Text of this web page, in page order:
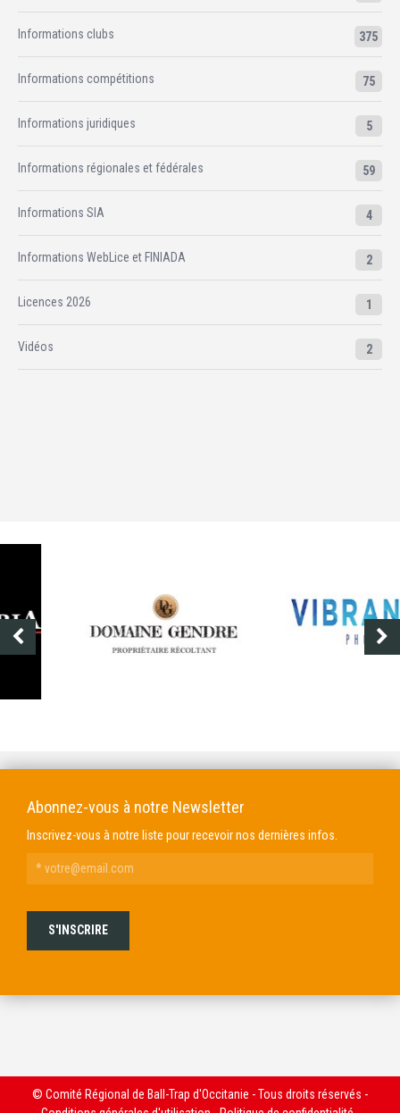
Informations clubs 375
Informations compétitions 75
Informations juridiques 5
Informations régionales et fédérales 59
Informations SIA 4
Informations WebLice et FINIADA 2
Licences 2026 1
Vidéos 2
Abonnez-vous à notre Newsletter
Inscrivez-vous à notre liste pour recevoir nos dernières infos.
© Comité Régional de Ball-Trap d'Occitanie - Tous droits réservés -